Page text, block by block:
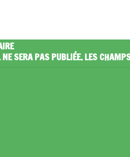
SERA PAS PUBLIÉE.LES